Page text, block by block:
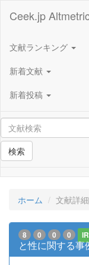
Ceek.jp
文献ランキング
新着文献
新着投稿
検索
ホーム 文献詳細
8 0 0 0 IR
と性に関する